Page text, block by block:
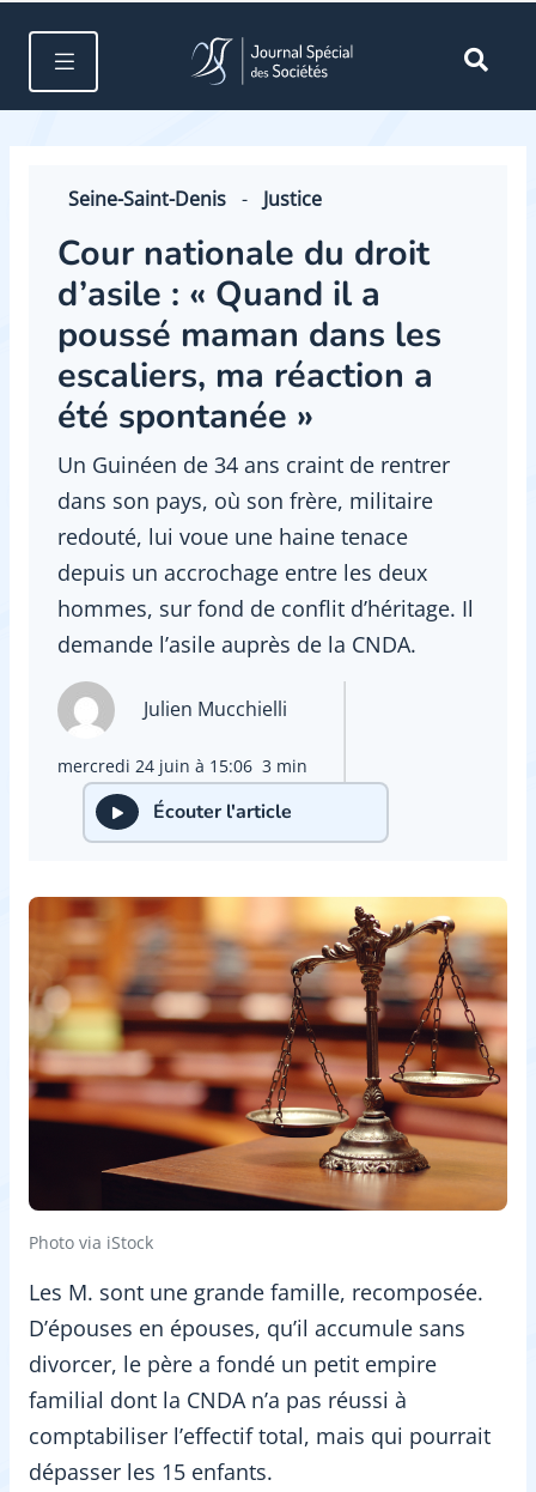
Seine-Saint-Denis - Justice
Cour nationale du droit
d’asile : « Quand il a
poussé maman dans les
escaliers, ma réaction a
été spontanée »
Un Guinéen de 34 ans craint de rentrer
dans son pays, où son frère, militaire
redouté, lui voue une haine tenace
depuis un accrochage entre les deux
hommes, sur fond de conflit d’héritage. Il
demande l’asile auprès de la CNDA.
Julien Mucchielli
mercredi 24 juin à 15:06 3 min
Écouter l'article
Photo via iStock
Les M. sont une grande famille, recomposée.
D’épouses en épouses, qu’il accumule sans
divorcer, le père a fondé un petit empire
familial dont la CNDA n’a pas réussi à
comptabiliser l’effectif total, mais qui pourrait
dépasser les 15 enfants.